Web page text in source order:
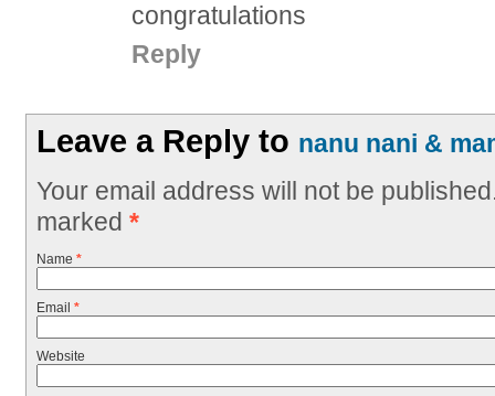
congratulations
Reply
Leave a Reply to nanu nani &
Your email address will not be
marked *
Name *
Email *
Website